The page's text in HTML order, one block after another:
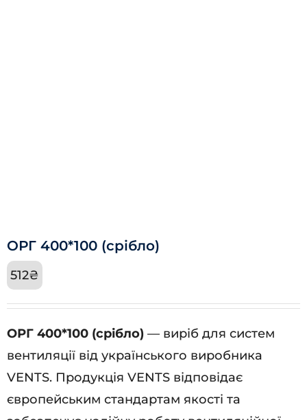
ОРГ 400*100 (срібло)
512₴
ОРГ 400*100 (срібло) — виріб для систем
вентиляції від українського виробника
VENTS. Продукція VENTS відповідає
європейським стандартам якості та